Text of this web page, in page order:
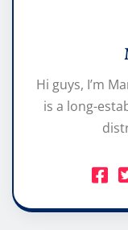
Hi guys, I’m
is a long-